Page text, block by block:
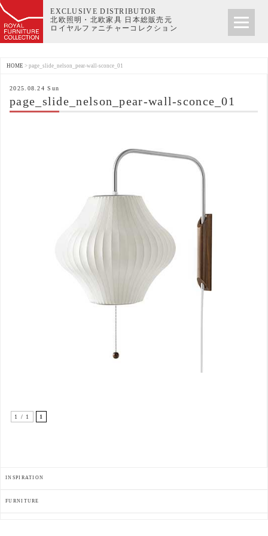
EXCLUSIVE DISTRIBUTOR
北欧照明・北欧家具 日本総販売元
ロイヤルファニチャーコレクション
HOME > page_slide_nelson_pear-wall-sconce_01
2025.08.24 Sun
page_slide_nelson_pear-wall-sconce_01
1 / 1 1
INSPIRATION
FURNITURE